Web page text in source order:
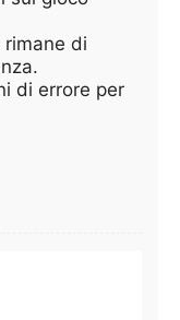
di
di errore per